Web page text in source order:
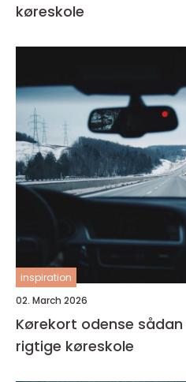
køreskole
inspiration
02. March 2026
Kørekort odense sådan vælger du den
rigtige køreskole